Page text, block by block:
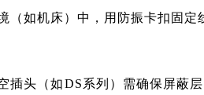
（如机床）中，用防振卡扣固
插头（如DS系列）需确保屏蔽